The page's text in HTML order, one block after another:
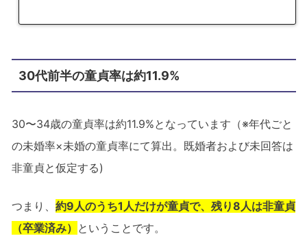
30代前半の童貞率は約11.9%
30〜34歳の童貞率は約11.9%となっています（※年代ごと
の未婚率×未婚の童貞率にて算出。既婚者および未回答は
非童貞と仮定する)
つまり、 約9人のうち1人だけが童貞で、残り8人は非童貞
（卒業済み） ということです。